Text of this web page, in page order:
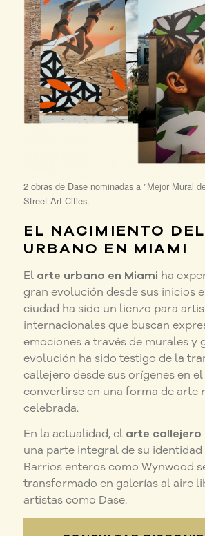
2 obras de Dase nominadas a "Mejor Mural
Street Art Cities.
EL NACIMIENTO
URBANO EN MIAMI
El arte urbano en Miami ha
gran evolución desde sus inicios
ciudad ha sido un lienzo para
internacionales que buscan
emociones a través de murales y
evolución ha sido testigo de la
callejero desde sus orígenes en
convertirse en una forma de arte
celebrada.
En la actualidad, el arte callejero
una parte integral de su
Barrios enteros como Wynwood
transformado en galerías al aire
artistas como Dase.